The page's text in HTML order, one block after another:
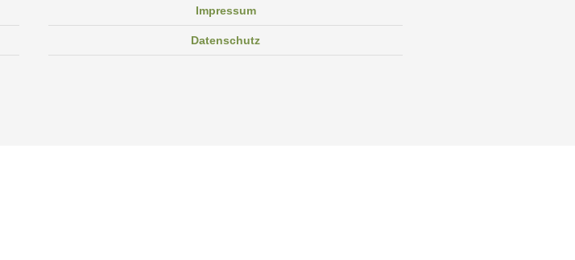
Impressum
Datenschutz